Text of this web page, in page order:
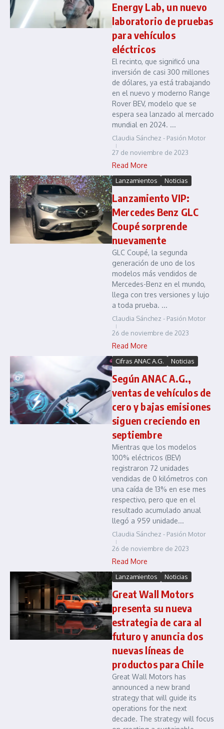
Energy Lab, un nuevo
laboratorio de pruebas
para vehículos
eléctricos
El recinto, que significó una
inversión de casi 300 millones
de dólares, ya está trabajando
en el nuevo y moderno Range
Rover BEV, modelo que se
espera sea lanzado al mercado
mundial en 2024. ...
Claudia Sánchez - Pasión Motor
27 de noviembre de 2023
Read More
Lanzamientos Noticias
Lanzamiento VIP:
Mercedes Benz GLC
Coupé sorprende
nuevamente
GLC Coupé, la segunda
generación de uno de los
modelos más vendidos de
Mercedes-Benz en el mundo,
llega con tres versiones y lujo
a toda prueba. ...
Claudia Sánchez - Pasión Motor
26 de noviembre de 2023
Read More
Cifras ANAC A.G. Noticias
Según ANAC A.G.,
ventas de vehículos de
cero y bajas emisiones
siguen creciendo en
septiembre
Mientras que los modelos
100% eléctricos (BEV)
registraron 72 unidades
vendidas de 0 kilómetros con
una caída de 13% en ese mes
respectivo, pero que en el
resultado acumulado anual
llegó a 959 unidade...
Claudia Sánchez - Pasión Motor
26 de noviembre de 2023
Read More
Lanzamientos Noticias
Great Wall Motors
presenta su nueva
estrategia de cara al
futuro y anuncia dos
nuevas líneas de
productos para Chile
Great Wall Motors has
announced a new brand
strategy that will guide its
operations for the next
decade. The strategy will focus